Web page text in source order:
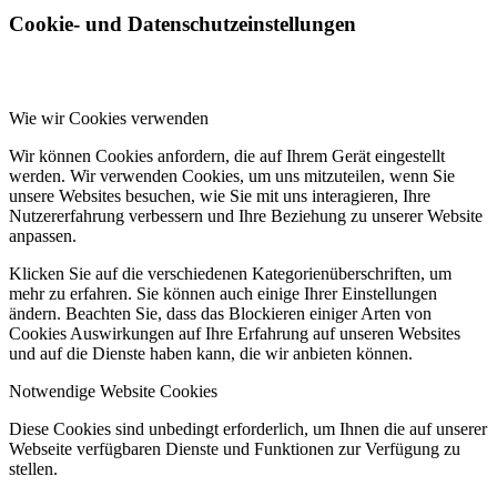
Cookie- und Datenschutzeinstellungen
Wie wir Cookies verwenden
Wir können Cookies anfordern, die auf Ihrem Gerät eingestellt
werden. Wir verwenden Cookies, um uns mitzuteilen, wenn Sie
unsere Websites besuchen, wie Sie mit uns interagieren, Ihre
Nutzererfahrung verbessern und Ihre Beziehung zu unserer Website
anpassen.
Klicken Sie auf die verschiedenen Kategorienüberschriften, um
mehr zu erfahren. Sie können auch einige Ihrer Einstellungen
ändern. Beachten Sie, dass das Blockieren einiger Arten von
Cookies Auswirkungen auf Ihre Erfahrung auf unseren Websites
und auf die Dienste haben kann, die wir anbieten können.
Notwendige Website Cookies
Diese Cookies sind unbedingt erforderlich, um Ihnen die auf unserer
Webseite verfügbaren Dienste und Funktionen zur Verfügung zu
stellen.